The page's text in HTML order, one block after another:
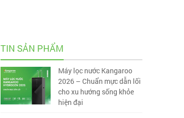
TIN SẢN PHẨM
Máy lọc nước Kangaroo
2026 – Chuẩn mực dẫn lối
cho xu hướng sống khỏe
hiện đại